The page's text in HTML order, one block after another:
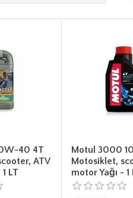
40 4T
ATV
LT
Motul 3000
Motosiklet,
motor Yağı - 1